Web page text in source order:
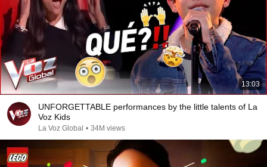
13:03
UNFORGETTABLE performances by the little talents of La
Voz Kids
La Voz Global • 34M views